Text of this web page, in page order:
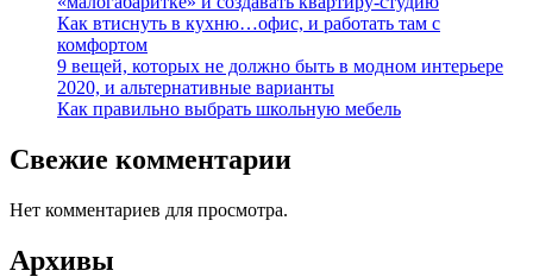
Как втиснуть в кухню…офис, и работать там с
комфортом
9 вещей, которых не должно быть в модном интерьере
2020, и альтернативные варианты
Как правильно выбрать школьную мебель
Свежие комментарии
Нет комментариев для просмотра.
Архивы